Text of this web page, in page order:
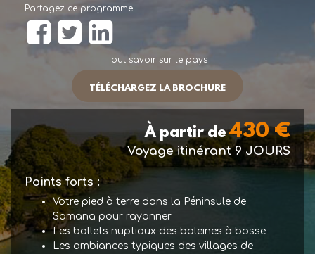
Partagez ce programme
Tout savoir sur le pays
TÉLÉCHARGEZ LA BROCHURE
À partir de 430 €
Voyage itinérant 9 JOURS
Points forts :
Votre pied à terre dans la Péninsule de
Samana pour rayonner
Les ballets nuptiaux des baleines à bosse
Les ambiances typiques des villages de